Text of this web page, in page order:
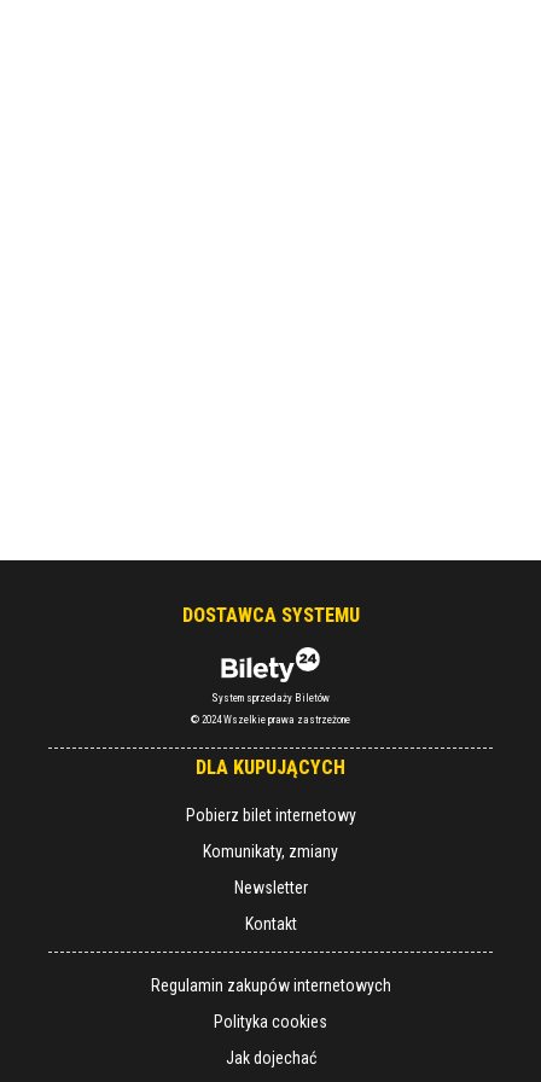
DOSTAWCA SYSTEMU
System sprzedaży Biletów
© 2024 Wszelkie prawa zastrzeżone
DLA KUPUJĄCYCH
Pobierz bilet internetowy
Komunikaty, zmiany
Newsletter
Kontakt
Regulamin zakupów internetowych
Polityka cookies
Jak dojechać